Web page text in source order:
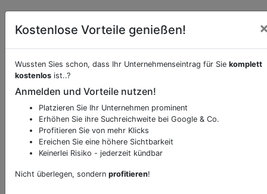
Beschreibung & Services von
Sie möchten eine Beschreibung, Dienstleistung
oder andere relevante Informationen hinzufügen?
Klicken Sie bittehierum uns zu kontaktieren.
Gerne erweitern wir Ihren Firmeneintrag um
Sonderangebote odere besondere Services, die
Kostenlose Vorteile genießen!
Wussten Sies schon, dass Ihr Unternehmenseintrag für Sie komplett
kostenlos ist..?
Anmelden und Vorteile nutzen!
Platzieren Sie Ihr Unternehmen prominent
Erhöhen Sie ihre Suchreichweite bei Google & Co.
Profitieren Sie von mehr Klicks
Ereichen Sie eine höhere Sichtbarkeit
Keinerlei Risiko - jederzeit kündbar
Nicht überlegen, sondern profitieren!